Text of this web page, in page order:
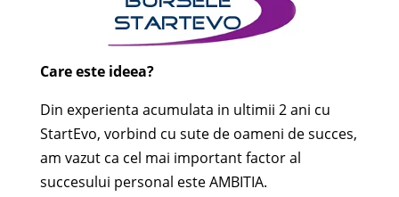
Care este ideea?
Din experienta acumulata in ultimii 2 ani cu
StartEvo, vorbind cu sute de oameni de succes,
am vazut ca cel mai important factor al
succesului personal este AMBITIA.